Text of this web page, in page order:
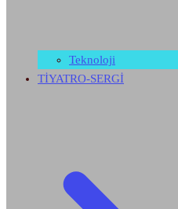
Teknoloji
TİYATRO-SERGİ